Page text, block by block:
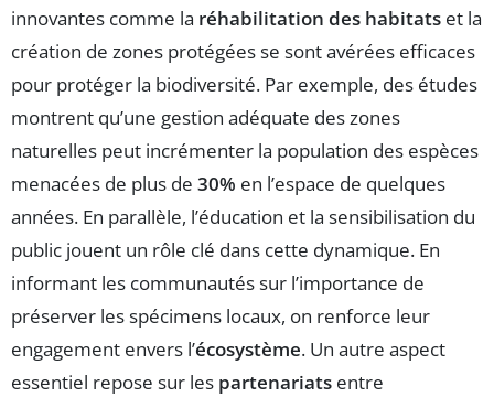
innovantes comme la réhabilitation des habitats et la
création de zones protégées se sont avérées efficaces
pour protéger la biodiversité. Par exemple, des études
montrent qu’une gestion adéquate des zones
naturelles peut incrémenter la population des espèces
menacées de plus de 30% en l’espace de quelques
années. En parallèle, l’éducation et la sensibilisation du
public jouent un rôle clé dans cette dynamique. En
informant les communautés sur l’importance de
préserver les spécimens locaux, on renforce leur
engagement envers l’écosystème. Un autre aspect
essentiel repose sur les partenariats entre